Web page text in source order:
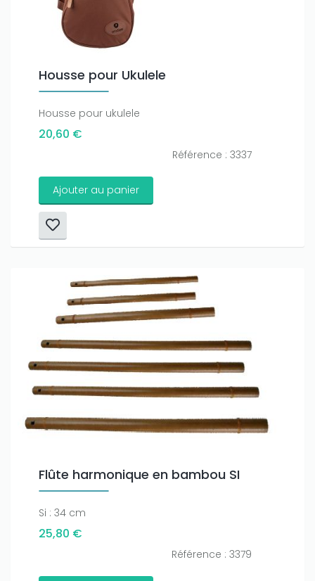
Housse pour Ukulele
Housse pour ukulele
20,60 €
Référence : 3337
Ajouter au panier
Flûte harmonique en bambou SI
Si : 34 cm
25,80 €
Référence : 3379